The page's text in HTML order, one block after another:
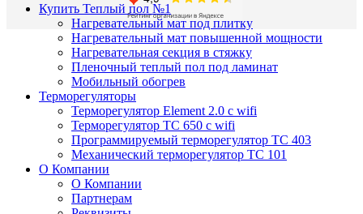
Купить Теплый пол №1
Нагревательный мат под плитку
Нагревательный мат повышенной мощности
Нагревательная секция в стяжку
Пленочный теплый пол под ламинат
Мобильный обогрев
Терморегуляторы
Терморегулятор Element 2.0 с wifi
Терморегулятор ТС 650 с wifi
Программируемый терморегулятор ТС 403
Механический терморегулятор ТС 101
О Компании
О Компании
Партнерам